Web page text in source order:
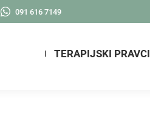
091 616 7149
TERAPIJSKI PRAVCI